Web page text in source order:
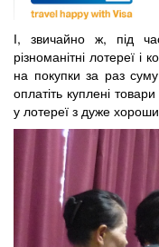
І, звичайно ж, під
різноманітні лотереї
на покупки за раз
оплатіть куплені
у лотереї з дуже